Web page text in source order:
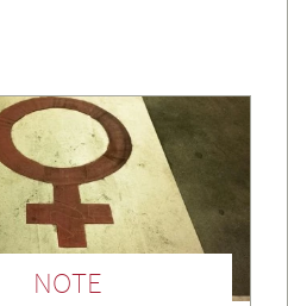
NOTE